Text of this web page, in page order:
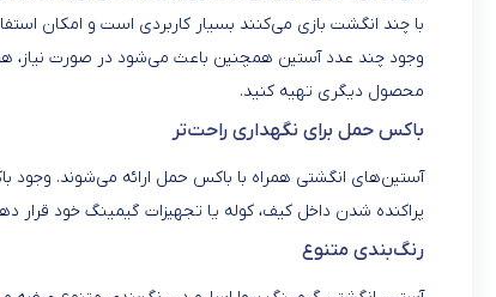
با چند انگشت بازی می‌کنند بسیار کاربردی است و امکان
وجود چند عدد آستین همچنین باعث می‌شود در صورت نیاز،
محصول دیگری تهیه کنید.
باکس حمل برای نگهداری راحت‌تر
آستین‌های انگشتی همراه با باکس حمل ارائه می‌شوند. وجود
پراکنده شدن داخل کیف، کوله یا تجهیزات گیمینگ خود قرار
رنگ‌بندی متنوع